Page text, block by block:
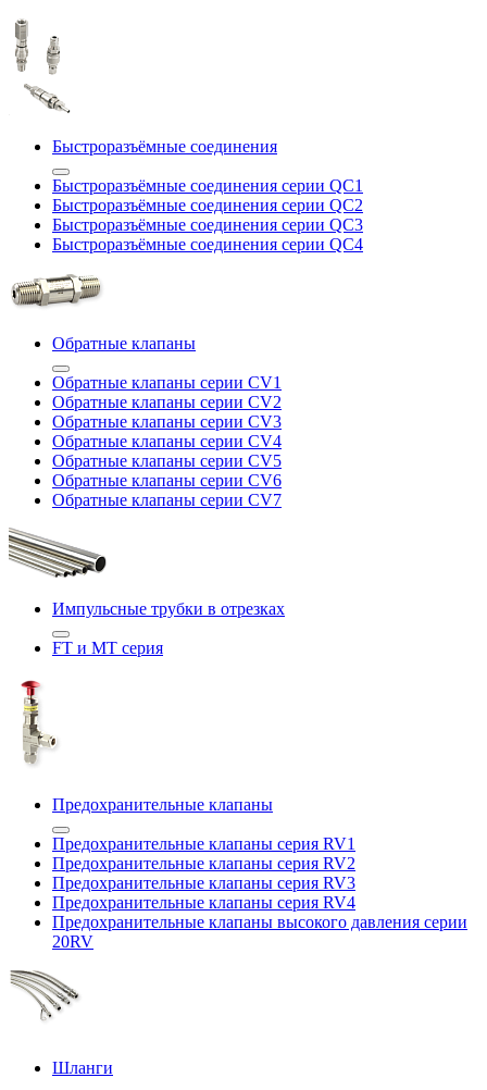
Быстроразъёмные соединения
Быстроразъёмные соединения серии QC1
Быстроразъёмные соединения серии QC2
Быстроразъёмные соединения серии QC3
Быстроразъёмные соединения серии QC4
Обратные клапаны
Обратные клапаны серии CV1
Обратные клапаны серии CV2
Обратные клапаны серии CV3
Обратные клапаны серии CV4
Обратные клапаны серии CV5
Обратные клапаны серии CV6
Обратные клапаны серии CV7
Импульсные трубки в отрезках
FT и MT серия
Предохранительные клапаны
Предохранительные клапаны серия RV1
Предохранительные клапаны серия RV2
Предохранительные клапаны серия RV3
Предохранительные клапаны серия RV4
Предохранительные клапаны высокого давления серии
20RV
Шланги